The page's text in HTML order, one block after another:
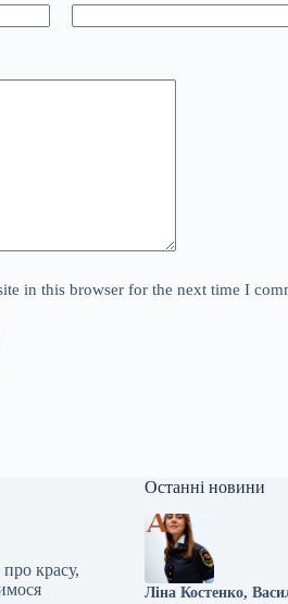
in this browser for the next time I
красу,
Останні новини
Ліна Костенко,